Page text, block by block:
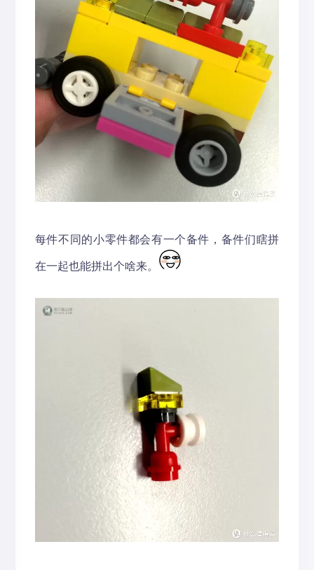
每件不同的小零件都会有一个备件，备件们瞎拼
在一起也能拼出个啥来。